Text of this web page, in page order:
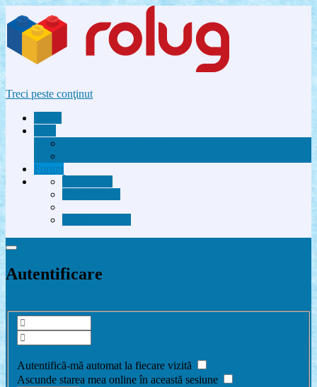
Treci peste conţinut
Forum
Autentificare
Autentifică-mă automat la fiecare vizită
Ascunde starea mea online în această sesiune